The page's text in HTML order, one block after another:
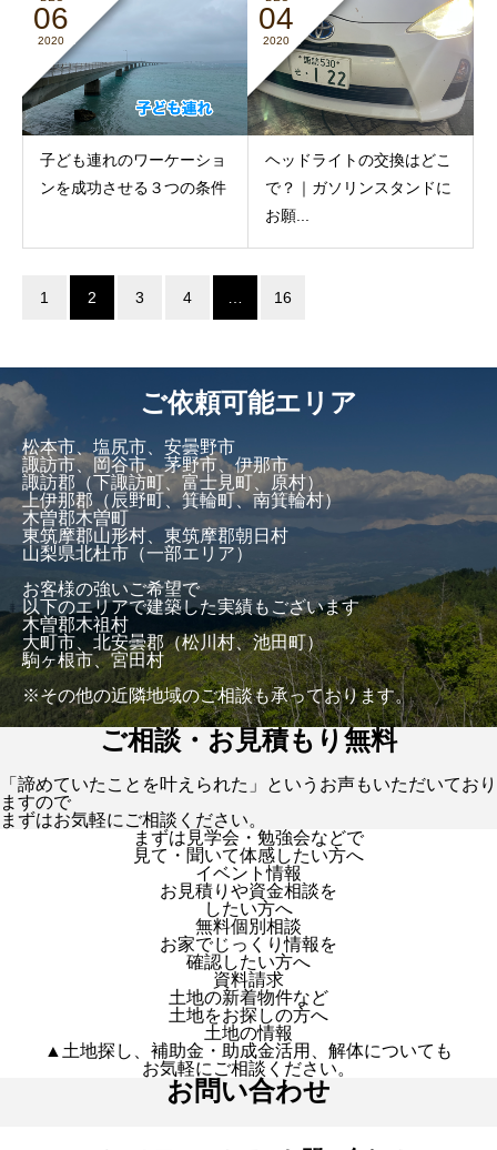
06
2020
子ども連れのワーケーショ
ンを成功させる３つの条件
04
2020
ヘッドライトの交換はどこ
で？｜ガソリンスタンドに
お願...
1 2 3 4 … 16
ご依頼可能エリア
松本市、塩尻市、安曇野市
諏訪市、岡谷市、茅野市、伊那市
諏訪郡（下諏訪町、富士見町、原村）
上伊那郡（辰野町、箕輪町、南箕輪村）
木曽郡木曽町
東筑摩郡山形村、東筑摩郡朝日村
山梨県北杜市（一部エリア）
お客様の強いご希望で
以下のエリアで建築した実績もございます
木曽郡木祖村
大町市、北安曇郡（松川村、池田町）
駒ヶ根市、宮田村
※その他の近隣地域のご相談も承っております。
ご相談・お見積もり無料
「諦めていたことを叶えられた」というお声もいただいており
ますので
まずはお気軽にご相談ください。
まずは見学会・勉強会などで
見て・聞いて体感したい方へ
イベント情報
お見積りや資金相談を
したい方へ
無料個別相談
お家でじっくり情報を
確認したい方へ
資料請求
土地の新着物件など
土地をお探しの方へ
土地の情報
▲土地探し、補助金・助成金活用、解体についても
お気軽にご相談ください。
お問い合わせ